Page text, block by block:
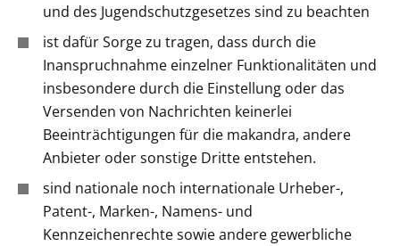
und des Jugendschutzgesetzes sind zu beachten
ist dafür Sorge zu tragen, dass durch die
Inanspruchnahme einzelner Funktionalitäten und
insbesondere durch die Einstellung oder das
Versenden von Nachrichten keinerlei
Beeinträchtigungen für die makandra, andere
Anbieter oder sonstige Dritte entstehen.
sind nationale noch internationale Urheber-,
Patent-, Marken-, Namens- und
Kennzeichenrechte sowie andere gewerbliche